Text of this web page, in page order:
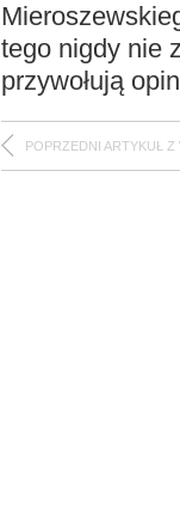
tego nigdy nie
przywołują
POPRZEDNI ARTYKUŁ Z